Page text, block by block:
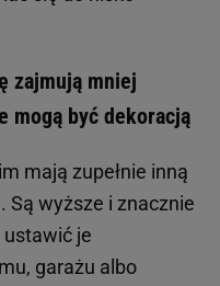
zajmują mniej
mogą być dekoracją
mają zupełnie inną
Są wyższe i znacznie
je
garażu albo